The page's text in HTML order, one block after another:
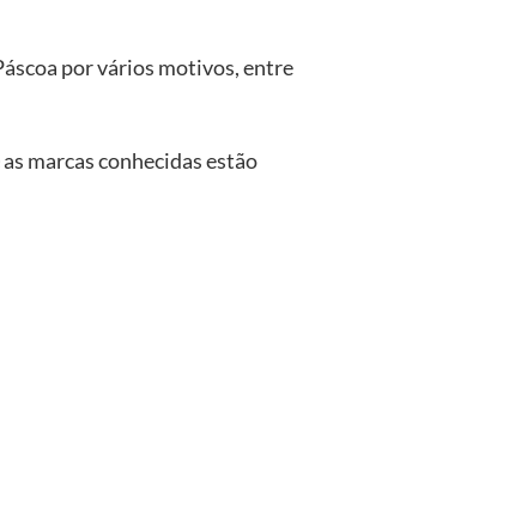
por vários motivos, entre
marcas conhecidas estão